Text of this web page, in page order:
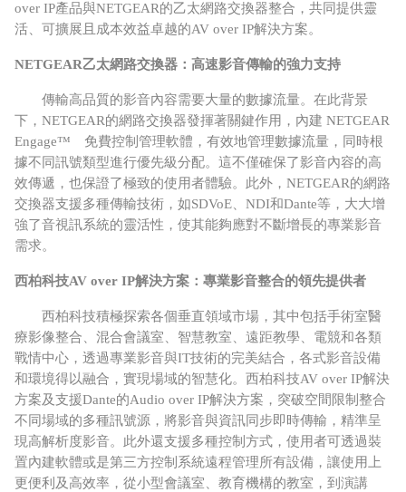
over IP產品與NETGEAR的乙太網路交換器整合，共同提供靈
活、可擴展且成本效益卓越的AV over IP解決方案。
NETGEAR乙太網路交換器：高速影音傳輸的強力支持
傳輸高品質的影音內容需要大量的數據流量。在此背景
下， NETGEAR的網路交換器發揮著關鍵作用，內建 NETGEAR
Engage™ 免費控制管理軟體，有效地管理數據流量，同時根
據不同訊號類型進行優先級分配。這不僅確保了影音內容的高
效傳遞，也保證了極致的使用者體驗。此外， NETGEAR的網路
交換器支援多種傳輸技術，如SDVoE、 NDI和Dante等，大大增
強了音視訊系統的靈活性，使其能夠應對不斷增長的專業影音
需求。
西柏科技AV over IP解決方案：專業影音整合的領先提供者
西柏科技積極探索各個垂直領域市場，其中包括手術室醫
療影像整合、混合會議室、智慧教室、遠距教學、電競和各類
戰情中心，透過專業影音與IT技術的完美結合，各式影音設備
和環境得以融合，實現場域的智慧化。西柏科技AV over IP解決
方案及支援Dante的Audio over IP解決方案，突破空間限制整合
不同場域的多種訊號源，將影音與資訊同步即時傳輸，精準呈
現高解析度影音。此外還支援多種控制方式，使用者可透過裝
置內建軟體或是第三方控制系統遠程管理所有設備，讓使用上
更便利及高效率，從小型會議室、教育機構的教室，到演講